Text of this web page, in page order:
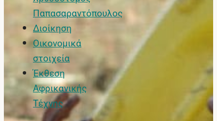
Παπασαραντόπουλος
Διοίκηση
Οικονομικά
στοιχεία
Έκθεση
Αφρικανικής
Τέχνης